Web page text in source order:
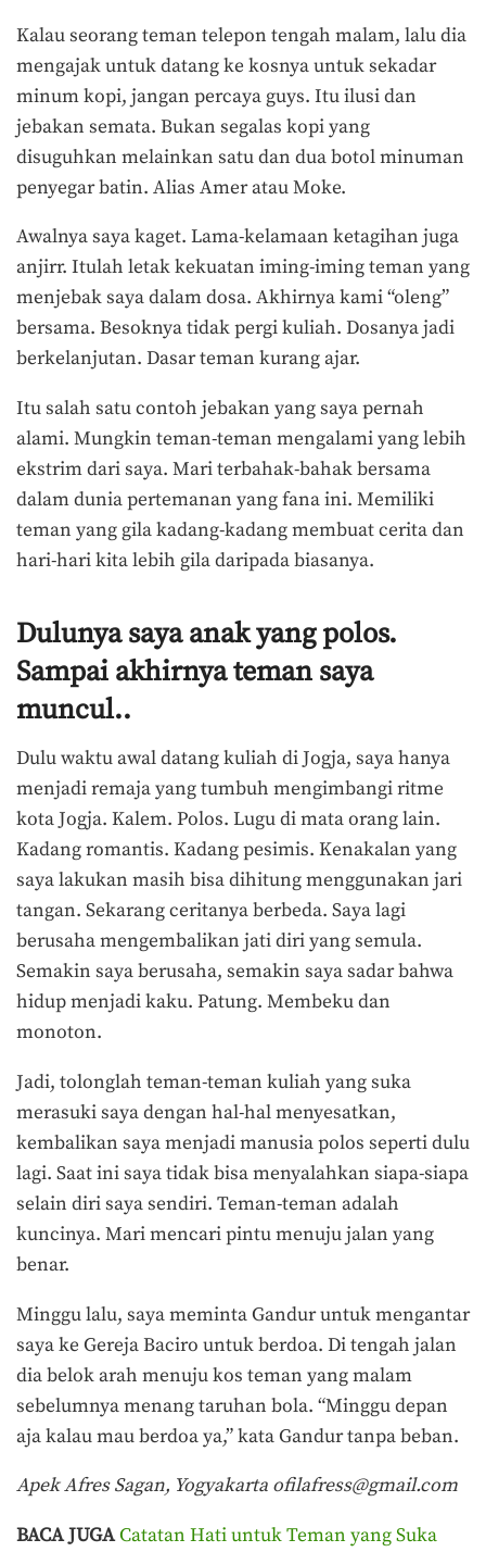
Kalau seorang teman telepon tengah malam, lalu dia
mengajak untuk datang ke kosnya untuk sekadar
minum kopi, jangan percaya guys. Itu ilusi dan
jebakan semata. Bukan segalas kopi yang
disuguhkan melainkan satu dan dua botol minuman
penyegar batin. Alias Amer atau Moke.
Awalnya saya kaget. Lama-kelamaan ketagihan juga
anjirr. Itulah letak kekuatan iming-iming teman yang
menjebak saya dalam dosa. Akhirnya kami “oleng”
bersama. Besoknya tidak pergi kuliah. Dosanya jadi
berkelanjutan. Dasar teman kurang ajar.
Itu salah satu contoh jebakan yang saya pernah
alami. Mungkin teman-teman mengalami yang lebih
ekstrim dari saya. Mari terbahak-bahak bersama
dalam dunia pertemanan yang fana ini. Memiliki
teman yang gila kadang-kadang membuat cerita dan
hari-hari kita lebih gila daripada biasanya.
Dulunya saya anak yang polos.
Sampai akhirnya teman saya
muncul..
Dulu waktu awal datang kuliah di Jogja, saya hanya
menjadi remaja yang tumbuh mengimbangi ritme
kota Jogja. Kalem. Polos. Lugu di mata orang lain.
Kadang romantis. Kadang pesimis. Kenakalan yang
saya lakukan masih bisa dihitung menggunakan jari
tangan. Sekarang ceritanya berbeda. Saya lagi
berusaha mengembalikan jati diri yang semula.
Semakin saya berusaha, semakin saya sadar bahwa
hidup menjadi kaku. Patung. Membeku dan
monoton.
Jadi, tolonglah teman-teman kuliah yang suka
merasuki saya dengan hal-hal menyesatkan,
kembalikan saya menjadi manusia polos seperti dulu
lagi. Saat ini saya tidak bisa menyalahkan siapa-siapa
selain diri saya sendiri. Teman-teman adalah
kuncinya. Mari mencari pintu menuju jalan yang
benar.
Minggu lalu, saya meminta Gandur untuk mengantar
saya ke Gereja Baciro untuk berdoa. Di tengah jalan
dia belok arah menuju kos teman yang malam
sebelumnya menang taruhan bola. “Minggu depan
aja kalau mau berdoa ya,” kata Gandur tanpa beban.
Apek Afres Sagan, Yogyakarta ofilafress@gmail.com
BACA JUGACatatan Hati untuk Teman yang Suka